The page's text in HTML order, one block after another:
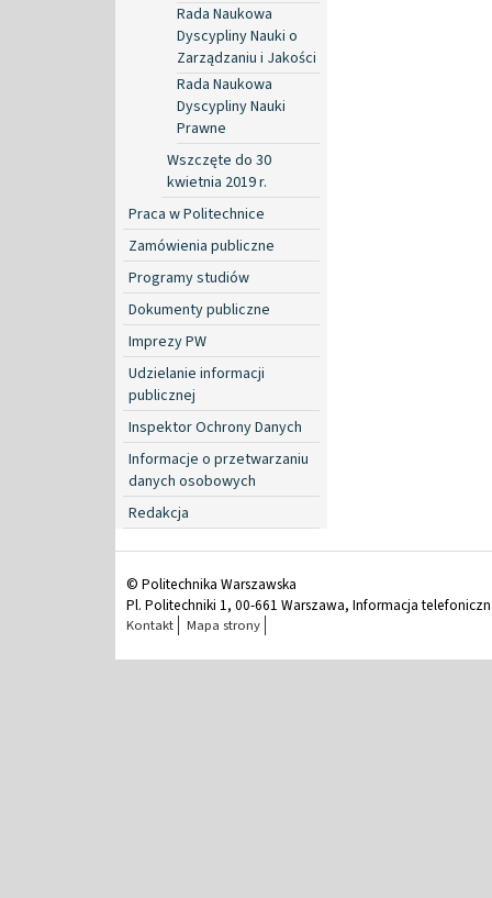
Rada Naukowa
Dyscypliny Nauki o
Zarządzaniu i Jakości
Rada Naukowa
Dyscypliny Nauki
Prawne
Wszczęte do 30
kwietnia 2019 r.
Praca w Politechnice
Zamówienia publiczne
Programy studiów
Dokumenty publiczne
Imprezy PW
Udzielanie informacji
publicznej
Inspektor Ochrony Danych
Informacje o przetwarzaniu
danych osobowych
Redakcja
© Politechnika Warszawska
Pl. Politechniki 1, 00-661 Warszawa, Informacja
Kontakt Mapa strony